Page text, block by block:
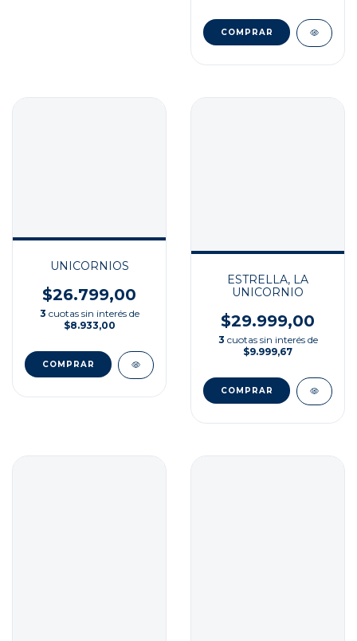
UNICORNIOS
$26.799,00
3 cuotas sin interés de
$8.933,00
ESTRELLA, LA
UNICORNIO
$29.999,00
3 cuotas sin interés de
$9.999,67